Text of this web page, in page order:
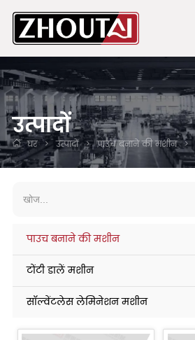
उत्पादों
घर > उत्पादों > पाउच बनाने की मशीन >
पाउच बनाने की मशीन
टोंटी डालें मशीन
सॉल्वेंटलेस लेमिनेशन मशीन